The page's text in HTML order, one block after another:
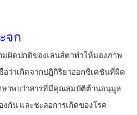
จก
มผิดปกติของเลนส์ตาทำให้มองภาพ
ว่าเกิดจากปฏิกิริยาออกซิเดชันที่ผิด
ษาพบว่าสารที่มีคุณสมบัติต้านอนุมูล
กัน และชะลอการเกิดของโรค